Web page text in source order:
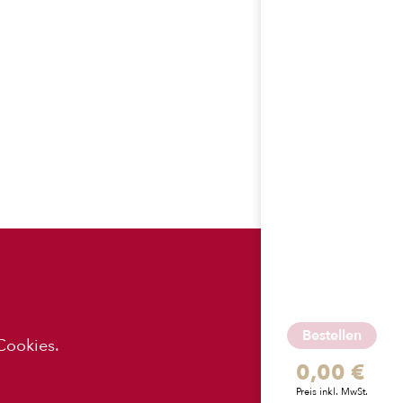
Bestellen
0,00 €
Preis inkl. MwSt.